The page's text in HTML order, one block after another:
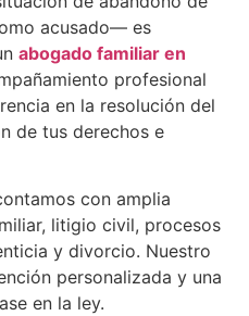
acusado— es
abogado familiar en
profesional
en la resolución del
de tus derechos e
con amplia
litigio civil, procesos
y divorcio. Nuestro
personalizada y una
en la ley.